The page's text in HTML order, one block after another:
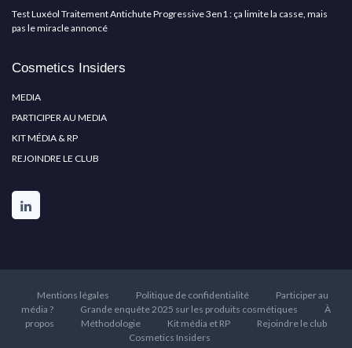
Test Luxéol Traitement Antichute Progressive 3en1 : ça limite la casse, mais
pas le miracle annoncé
Cosmetics Insiders
MEDIA
PARTICIPER AU MEDIA
KIT MÉDIA & RP
REJOINDRE LE CLUB
Mentions légales Politique de confidentialité
Participer au
média ?
Grande enquête 2025 sur les produits cosmétiques
À
propos
Méthodologie Kit média et RP
Rejoindre le club
Cosmetics Insiders